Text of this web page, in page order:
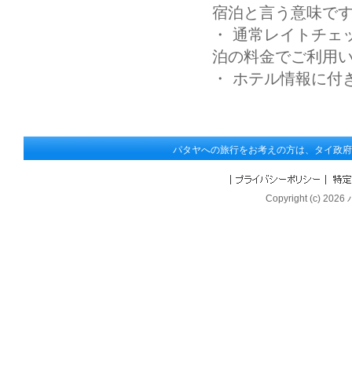
宿泊と言う意味で
・ 通常レイトチ
泊の料金でご利用
・ ホテル情報に付
パタヤへの旅行をお考えの方は、タイ政
Copyright (c) 2026